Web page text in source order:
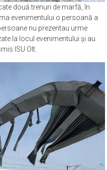
două trenuri de marfă, în
evenimentului o persoană a
nu prezentau urme